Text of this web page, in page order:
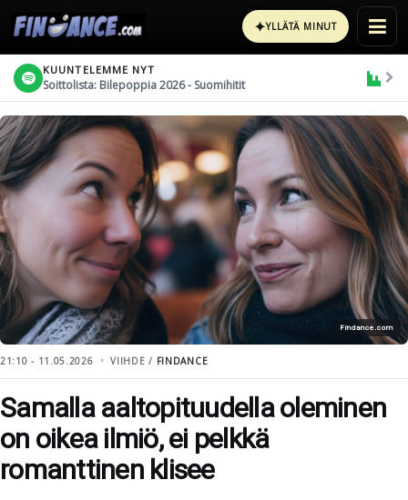
✦YLLÄTÄ MINUT
KUUNTELEMME NYT
Soittolista: Bilepoppia 2026 - Suomihitit
Findance.com
21:10 - 11.05.2026 VIIHDE / FINDANCE
Samalla aaltopituudella oleminen
on oikea ilmiö, ei pelkkä
romanttinen klisee